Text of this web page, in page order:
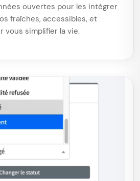
ouvertes pour les intégrer
fraîches, accessibles, et
vous simplifier la vie.